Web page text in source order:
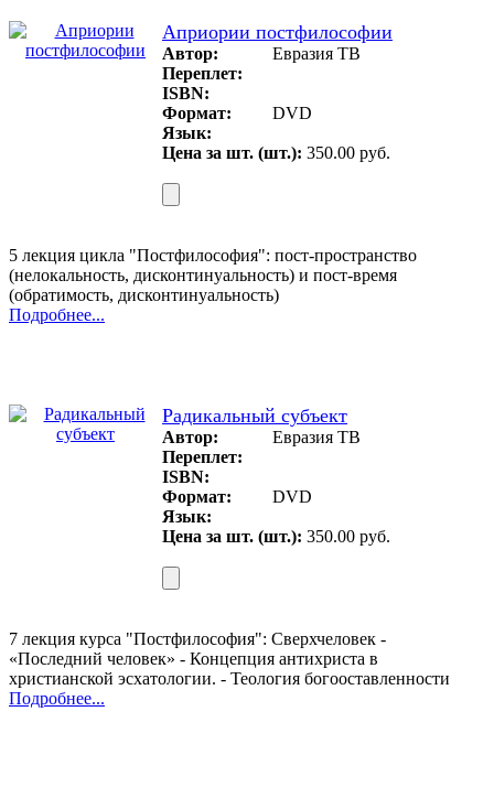
Априории постфилософии
Автор:
Евразия ТВ
Переплет:
ISBN:
Формат:
DVD
Язык:
Цена за шт. (шт.): 350.00 руб.
5 лекция цикла "Постфилософия": пост-пространство
(нелокальность, дисконтинуальность) и пост-время
(обратимость, дисконтинуальность)
Подробнее...
Радикальный субъект
Автор:
Евразия ТВ
Переплет:
ISBN:
Формат:
DVD
Язык:
Цена за шт. (шт.): 350.00 руб.
7 лекция курса "Постфилософия": Сверхчеловек -
«Последний человек» - Концепция антихриста в
христианской эсхатологии. - Теология богооставленности
Подробнее...